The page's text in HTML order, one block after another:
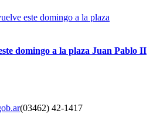
domingo a la plaza Juan Pablo II
(03462) 42-1417